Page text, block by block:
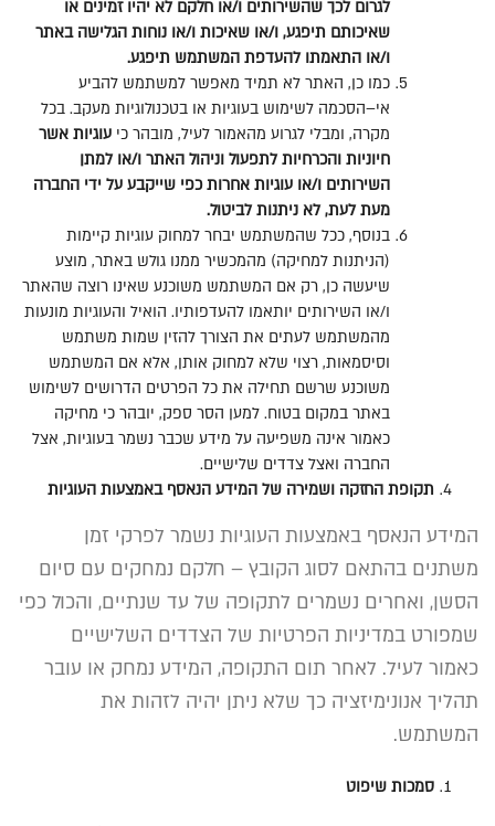
לגרום לכך שהשירותים ו/או חלקם לא יהיו זמינים או
שאיכותם תיפגע, ו/או שאיכות ו/או נוחות הגלישה באתר
ו/או התאמתו להעדפת המשתמש תיפגע.
כמו כן, האתר לא תמיד מאפשר למשתמש להביע
אי–הסכמה לשימוש בעוגיות או בטכנולוגיות מעקב. בכל
מקרה, ומבלי לגרוע מהאמור לעיל, מובהר כי עוגיות אשר
חיוניות והכרחיות לתפעול וניהול האתר ו/או למתן
השירותים ו/או עוגיות אחרות כפי שייקבע על ידי החברה
מעת לעת,לא ניתנות לביטול.
בנוסף, ככל שהמשתמש יבחר למחוק עוגיות קיימות
(הניתנות למחיקה) מהמכשיר ממנו גולש באתר, מוצע
שיעשה כן, רק אם המשתמש משוכנע שאינו רוצה שהאתר
ו/או השירותים יותאמו להעדפותיו. הואיל והעוגיות מונעות
מהמשתמש לעתים את הצורך להזין שמות משתמש
וסיסמאות, רצוי שלא למחוק אותן, אלא אם המשתמש
משוכנע שרשם תחילה את כל הפרטים הדרושים לשימוש
באתר במקום בטוח. למען הסר ספק, יובהר כי מחיקה
כאמור אינה משפיעה על מידע שכבר נשמר בעוגיות, אצל
החברה ואצל צדדים שלישיים.
תקופת החזקה ושמירה של המידע הנאסף באמצעות העוגיות
המידע הנאסף באמצעות העוגיות נשמר לפרקי זמן
משתנים בהתאם לסוג הקובץ – חלקם נמחקים עם סיום
הסשן, ואחרים נשמרים לתקופה של עד שנתיים, והכול כפי
שמפורט במדיניות הפרטיות של הצדדים השלישיים
כאמור לעיל. לאחר תום התקופה, המידע נמחק או עובר
תהליך אנונימיזציה כך שלא ניתן יהיה לזהות את
המשתמש.
סמכות שיפוט